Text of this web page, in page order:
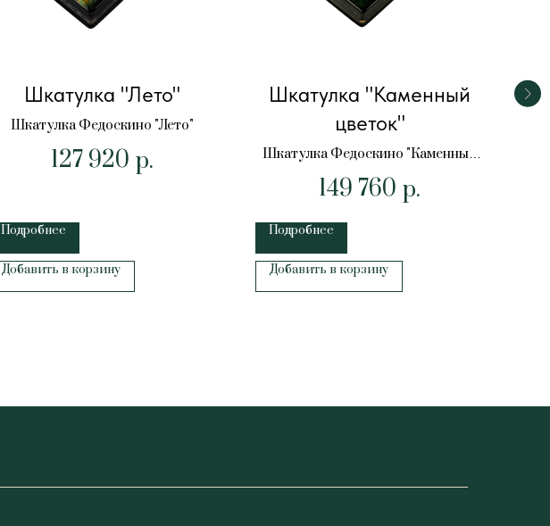
Шкатулка "Лето"
Шкатулка Федоскино "Лето"
127 920 р.
Подробнее
Добавить в корзину
Шкатулка "Каменный
цветок"
Шкатулка Федоскино "Каменный
цветок"
149 760 р.
Подробнее
Добавить в корзину